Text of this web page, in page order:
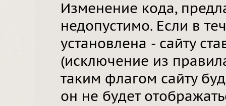
Изменение кода,
недопустимо. Если в
установлена - сайту
(исключение из
таким флагом сайту
он не будет